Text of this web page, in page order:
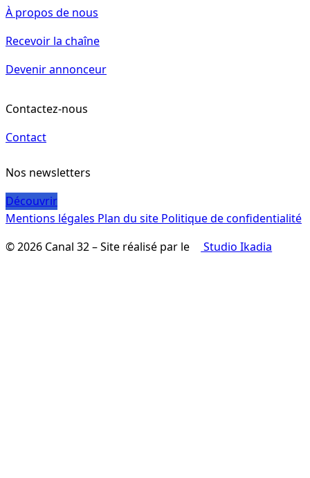
À propos de nous
Recevoir la chaîne
Devenir annonceur
Contactez-nous
Contact
Nos newsletters
Découvrir
Mentions légales Plan du site Politique de confidentialité
© 2026 Canal 32 – Site réalisé par le
Studio Ikadia